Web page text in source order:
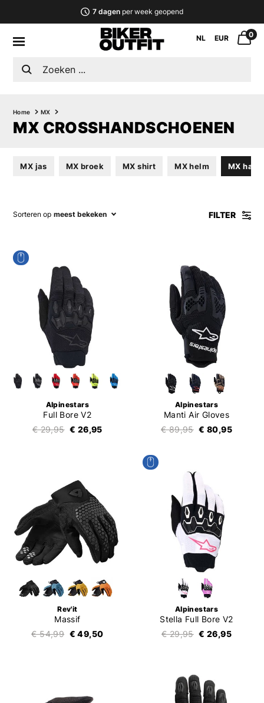
7 dagenper week geopend
NL EUR 0
Home MX
MX CROSSHANDSCHOENEN
MX jas MX broek MX shirt MX helm MX
Sorteren op meest bekeken FILTER
Alpinestars
Full Bore V2
€ 29,95 € 26,95
Alpinestars
Manti Air Gloves
€ 89,95 € 80,95
Rev'it
Massif
€ 54,99 € 49,50
Alpinestars
Stella Full Bore V2
€ 29,95 € 26,95